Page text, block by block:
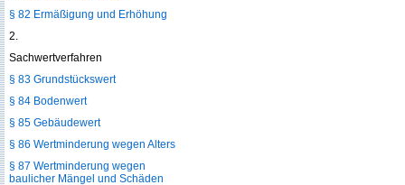
§ 82 Ermäßigung und Erhöhung
2.
Sachwertverfahren
§ 83 Grundstückswert
§ 84 Bodenwert
§ 85 Gebäudewert
§ 86 Wertminderung wegen Alters
§ 87 Wertminderung wegen
baulicher Mängel und Schäden